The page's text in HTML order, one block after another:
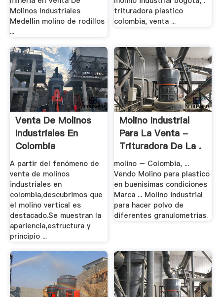
Molinos Industriales
Medellin molino de rodillos
...
trituradora plastico
colombia, venta ...
Venta De Molinos
Industriales En
Colombia
A partir del fenómeno de
venta de molinos
industriales en
colombia,descubrimos que
el molino vertical es
destacado.Se muestran la
apariencia,estructura y
principio ...
Molino Industrial
Para La Venta -
Trituradora De La .
molino – Colombia, ...
Vendo Molino para plastico
en buenisimas condiciones
Marca ... Molino industrial
para hacer polvo de
diferentes granulometrias.